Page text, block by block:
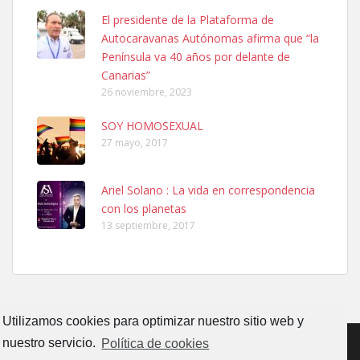
Utilizamos cookies para optimizar nuestro sitio web y
nuestro servicio. Política de cookies
SHIBA PERDIDO AVDA JOSE MESA Y LOPEZ
PERRO MACHO RAZA SHIBA CON MICROCHIP PERDIDO HOY
06/07/2025 ZONA MESA Y LOPEZ. ES MUY ASUSTADIZO
Leales.org » Gran Canaria
6.7.2025
Ninfa perdida
El día 5 se los perdió una ninfa papillera, asustada tiene miedo a la
calle, se perdió por la zon...
El presidente de la Plataforma de
Autocaravanas Autónomas afirma que “la
Península va 40 años por delante de
Canarias”
26 noviembre, 2023
SOY HOMOSEXUAL
27 mayo, 2017
Ariel Solano : La vida en correspondencia
con los planetas
13 septiembre, 2017